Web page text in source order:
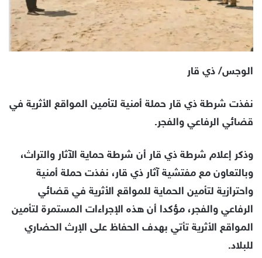
الوجس/ ذي قار
نفذت شرطة ذي قار حملة أمنية لتأمين المواقع الأثرية في
قضائي الرفاعي والفجر.
وذكر إعلام شرطة ذي قار أن شرطة حماية الآثار والتراث،
وبالتعاون مع مفتشية آثار ذي قار، نفذت حملة أمنية
واحترازية لتأمين الحماية للمواقع الأثرية في قضائي
الرفاعي والفجر، مؤكدا أن هذه الإجراءات المستمرة لتأمين
المواقع الأثرية تأتي بهدف الحفاظ على الإرث الحضاري
للبلاد.